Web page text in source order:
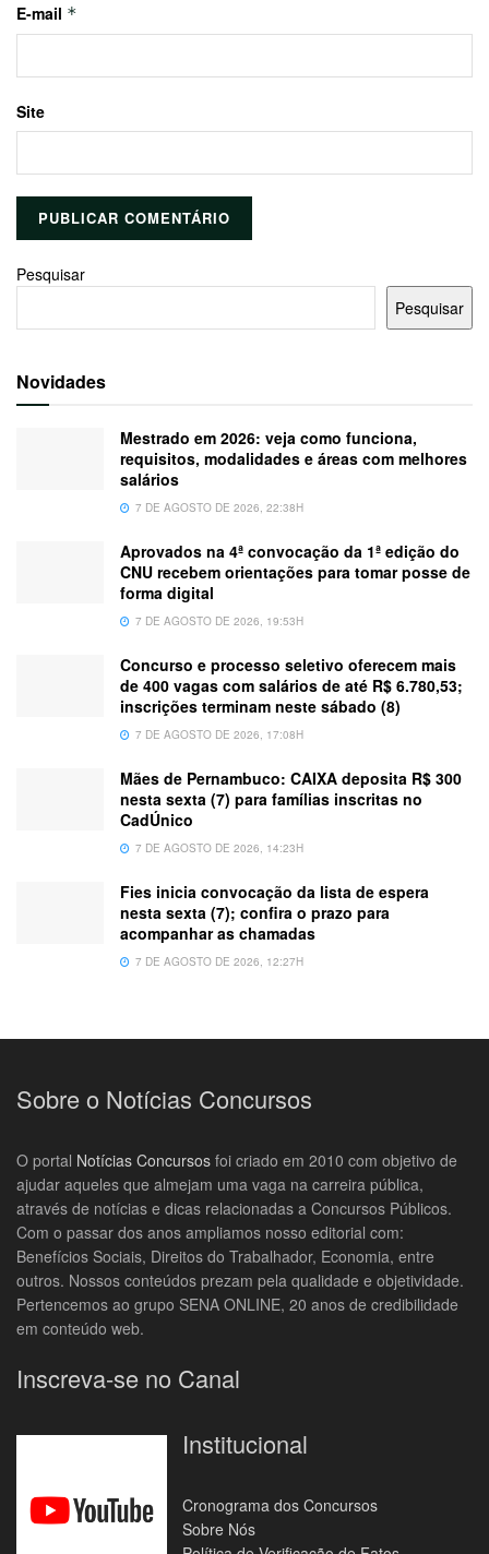
E-mail *
Site
Pesquisar
Pesquisar
Novidades
Mestrado em 2026: veja como funciona,
requisitos, modalidades e áreas com melhores
salários
7 DE AGOSTO DE 2026, 22:38H
Aprovados na 4ª convocação da 1ª edição do
CNU recebem orientações para tomar posse de
forma digital
7 DE AGOSTO DE 2026, 19:53H
Concurso e processo seletivo oferecem mais
de 400 vagas com salários de até R$ 6.780,53;
inscrições terminam neste sábado (8)
7 DE AGOSTO DE 2026, 17:08H
Mães de Pernambuco: CAIXA deposita R$ 300
nesta sexta (7) para famílias inscritas no
CadÚnico
7 DE AGOSTO DE 2026, 14:23H
Fies inicia convocação da lista de espera
nesta sexta (7); confira o prazo para
acompanhar as chamadas
7 DE AGOSTO DE 2026, 12:27H
Sobre o Notícias Concursos
O portal Notícias Concursos foi criado em 2010 com objetivo de
ajudar aqueles que almejam uma vaga na carreira pública,
através de notícias e dicas relacionadas a Concursos Públicos.
Com o passar dos anos ampliamos nosso editorial com:
Benefícios Sociais, Direitos do Trabalhador, Economia, entre
outros. Nossos conteúdos prezam pela qualidade e objetividade.
Pertencemos ao grupo SENA ONLINE, 20 anos de credibilidade
em conteúdo web.
Inscreva-se no Canal
Institucional
Cronograma dos Concursos
Sobre Nós